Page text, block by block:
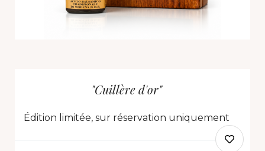
"Cuillère d'or"
Édition limitée, sur réservation uniquement